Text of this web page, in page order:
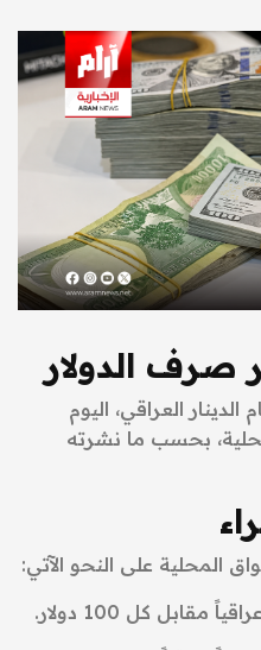
صرف الدولار
العراقي، اليوم
بحسب ما نشرته
المحلية على النحو الآتي: